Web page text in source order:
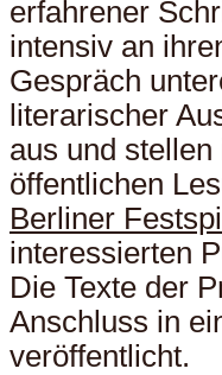
erfahrener
intensiv an
Gespräch
literarischer
aus und
öffentlichen
Berliner
interessierten
Die Texte der
Anschluss in
veröffentlicht.